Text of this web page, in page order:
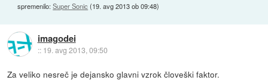
spremenilo:Super Sonic (19. avg 2013 ob 09:48)
imagodei
:: 19. avg 2013, 09:50
Za veliko nesreč je dejansko glavni vzrok človeški faktor.